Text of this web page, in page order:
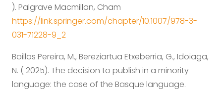
). Palgrave Macmillan, Cham
https://link.springer.com/chapter/10.1007/978-3-
031-71228-9_2
Boillos Pereira, M., Bereziartua Etxeberria, G., Idoiaga,
N. ( 2025). The decision to publish in a minority
language: the case of the Basque language.